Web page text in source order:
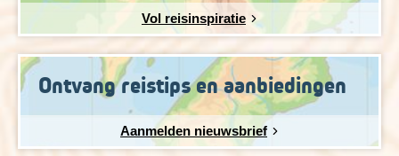
Vol reisinspiratie
Ontvang reistips en aanbiedingen
Aanmelden nieuwsbrief